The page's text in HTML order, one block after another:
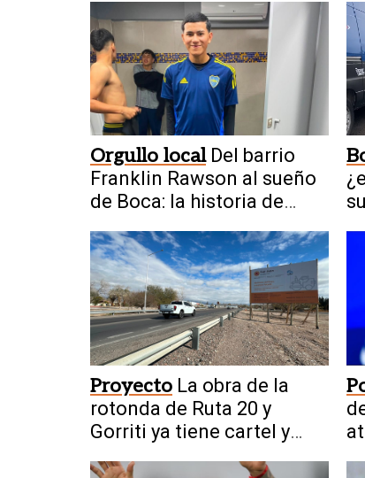
Orgullo local Del barrio
Franklin Rawson al sueño
de Boca: la historia de
Proyecto La obra de la
rotonda de Ruta 20 y
Gorriti ya tiene cartel y